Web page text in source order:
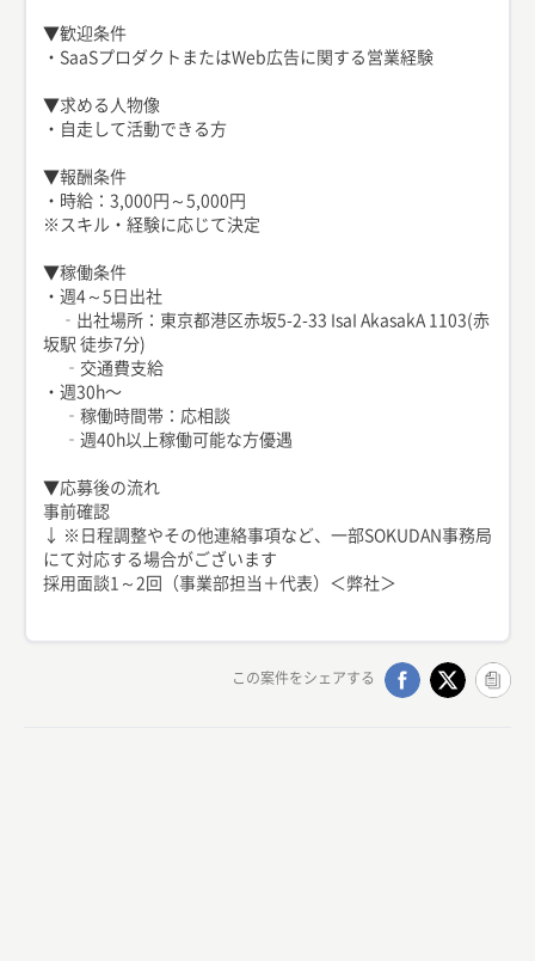
▼歓迎条件
・SaaSプロダクトまたはWeb広告に関する営業経験
▼求める人物像
・自走して活動できる方
▼報酬条件
・時給：3,000円～5,000円
※スキル・経験に応じて決定
▼稼働条件
・週4～5日出社
‐出社場所：東京都港区赤坂5-2-33 IsaI AkasakA 1103(赤
坂駅 徒歩7分)
‐交通費支給
・週30h〜
‐稼働時間帯：応相談
‐週40h以上稼働可能な方優遇
▼応募後の流れ
事前確認
↓ ※日程調整やその他連絡事項など、一部SOKUDAN事務局
にて対応する場合がございます
採用面談1～2回（事業部担当＋代表）＜弊社＞
この案件をシェアする